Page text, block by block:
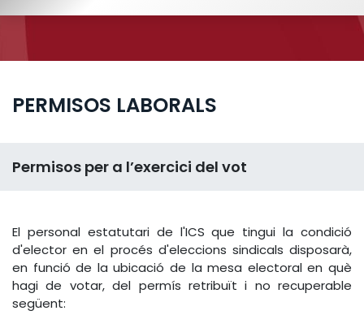
PERMISOS LABORALS
Permisos per a l’exercici del vot
El personal estatutari de l'ICS que tingui la condició
d'elector en el procés d'eleccions sindicals disposarà,
en funció de la ubicació de la mesa electoral en què
hagi de votar, del permís retribuït i no recuperable
següent: